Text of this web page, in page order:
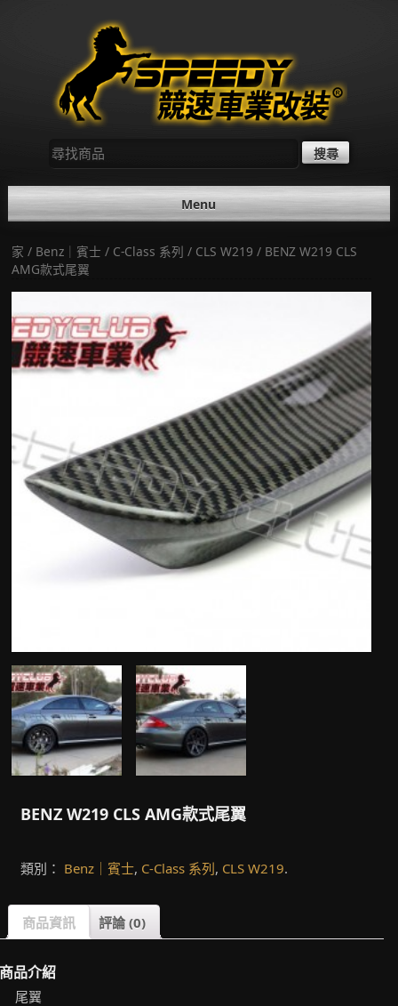
尋
找：
Menu
家 / Benz｜賓士 / C-Class 系列 / CLS W219 / BENZ W219 CLS
AMG款式尾翼
BENZ W219 CLS AMG款式尾翼
類別： Benz｜賓士, C-Class 系列, CLS W219.
商品資訊 評論 (0)
品介紹
尾翼